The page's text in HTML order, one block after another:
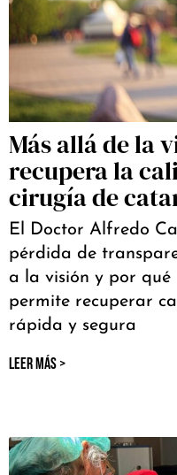
Más allá de la
recupera la
cirugía de
El Doctor Alfredo
pérdida de
a la visión y por
permite recuperar
rápida y segura
LEER MÁS >